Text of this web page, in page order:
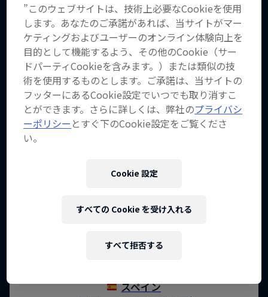
”このウェブサイトは、技術上必要なCookieを使用
します。あなたのご承諾があれば、当サイトがマー
ケティングおよびユーザーのオンライン体験向上を
目的として機能するよう、その他のCookie（サー
ドパーティCookieを含みます。）または類似の技
術を使用するものとします。ご承諾は、当サイトの
フッターにあるCookie設定でいつでも取り消すこ
とができます。さらに詳しくは、弊社のプライバシ
ーポリシー とすぐ下のCookie設定をご覧くださ
い。
Cookie 設定
すべて拒否する
すべての Cookie を受け入れる